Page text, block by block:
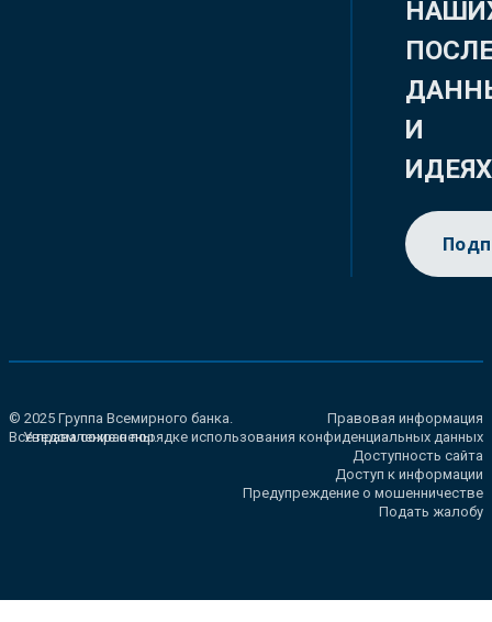
И
ИДЕЯХ
© 2025 Группа Всемирного банка.
Все права сохранены.
Правовая информация
Уведомление о порядке использования конфиденциальных данных
Доступность сайта
Доступ к информации
Предупреждение о мошенничестве
Подать жалобу